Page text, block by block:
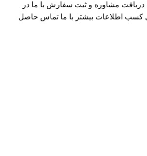
دریافت مشاوره و ثبت سفارش با ما در
کسب اطلاعات بیشتر با ما تماس حاصل